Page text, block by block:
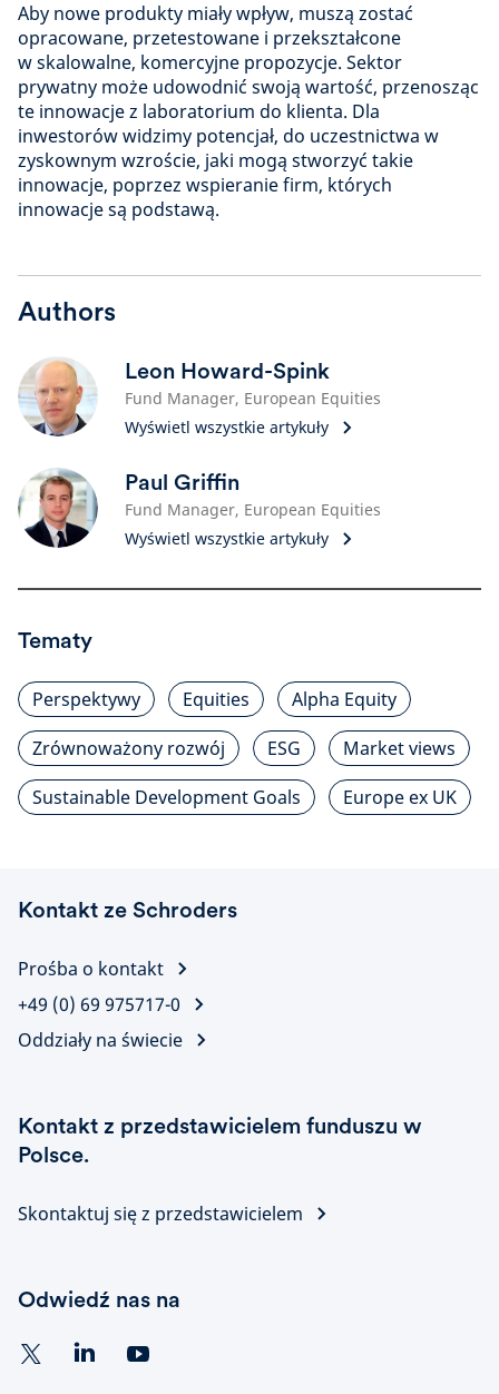
Aby nowe produkty miały wpływ, muszą zostać
opracowane, przetestowane i przekształcone
w skalowalne, komercyjne propozycje. Sektor
prywatny może udowodnić swoją wartość, przenosząc
te innowacje z laboratorium do klienta. Dla
inwestorów widzimy potencjał, do uczestnictwa w
zyskownym wzroście, jaki mogą stworzyć takie
innowacje, poprzez wspieranie firm, których
innowacje są podstawą.
Authors
Leon Howard-Spink
Fund Manager, European Equities
Wyświetl wszystkie artykuły
Paul Griffin
Fund Manager, European Equities
Wyświetl wszystkie artykuły
Tematy
Perspektywy Equities
Alpha Equity
Zrównoważony rozwój
ESG
Market views
Sustainable Development Goals
Europe ex UK
Kontakt ze Schroders
Prośba o kontakt
+49 (0) 69 975717-0
Oddziały na świecie
Kontakt z przedstawicielem funduszu w
Polsce.
Skontaktuj się z przedstawicielem
Odwiedź nas na